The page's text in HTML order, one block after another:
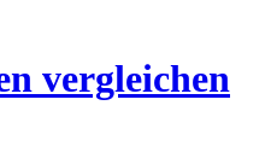
vergleichen